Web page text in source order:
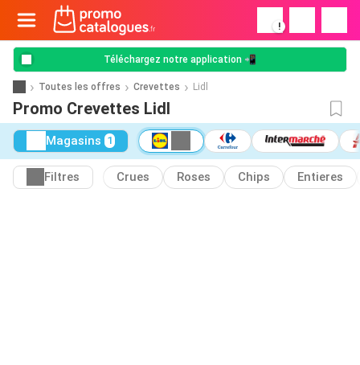
!
Téléchargez notre application 📲
Toutes les offres Crevettes Lidl
Promo Crevettes Lidl
Magasins 1
Filtres Crues Roses Chips Entieres